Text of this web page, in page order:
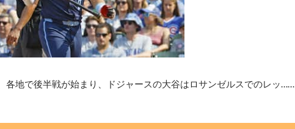
各地で後半戦が始まり、ドジャースの大谷はロサンゼルスでのレッ……